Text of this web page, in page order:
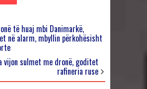
të huaj mbi Danimarkë,
në alarm, mbyllin përkohësisht
vijon sulmet me dronë, goditet
rafineria ruse